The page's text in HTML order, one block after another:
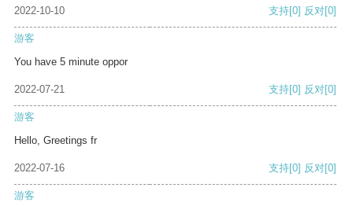
2022-10-10 支持[0] 反对[0]
游客
You have 5 minute oppor
2022-07-21 支持[0] 反对[0]
游客
Hello, Greetings fr
2022-07-16 支持[0] 反对[0]
游客